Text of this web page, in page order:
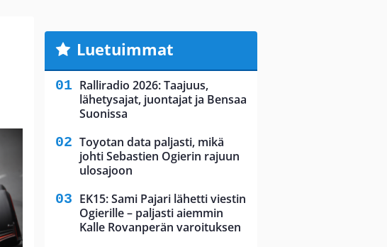
Luetuimmat
Ralliradio 2026: Taajuus,
lähetysajat, juontajat ja Bensaa
Suonissa
Toyotan data paljasti, mikä
johti Sebastien Ogierin rajuun
ulosajoon
EK15: Sami Pajari lähetti viestin
Ogierille – paljasti aiemmin
Kalle Rovanperän varoituksen